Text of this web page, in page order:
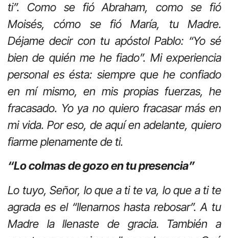
ti”. Como se fió Abraham, como se fió
Moisés, cómo se fió María, tu Madre.
Déjame decir con tu apóstol Pablo: “Yo sé
bien de quién me he fiado”. Mi experiencia
personal es ésta: siempre que he confiado
en mí mismo, en mis propias fuerzas, he
fracasado. Yo ya no quiero fracasar más en
mi vida. Por eso, de aquí en adelante, quiero
fiarme plenamente de ti.
“Lo colmas de gozo en tu presencia”
Lo tuyo, Señor, lo que a ti te va, lo que a ti te
agrada es el “llenarnos hasta rebosar”. A tu
Madre la llenaste de gracia. También a